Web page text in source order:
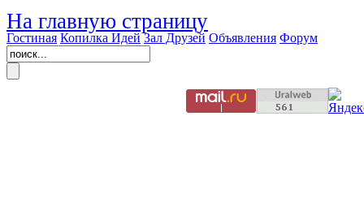
На главную страницу
Гостиная Копилка Идей Зал Друзей Объявления Форум